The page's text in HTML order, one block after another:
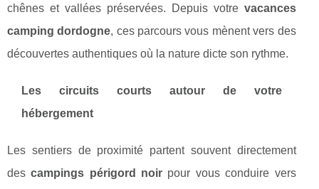
chênes et vallées préservées. Depuis votre vacances
camping dordogne, ces parcours vous mènent vers des
découvertes authentiques où la nature dicte son rythme.
Les circuits courts autour de votre
hébergement
Les sentiers de proximité partent souvent directement
descampings périgord noir pour vous conduire vers